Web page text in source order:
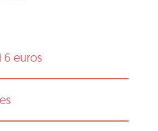
i 6 euros